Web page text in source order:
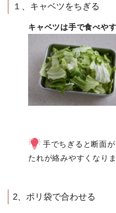
１、キャベツをちぎる
キャベツは手で食べや
手でちぎると断面
たれが絡みやすくなりま
2、ポリ袋で合わせる